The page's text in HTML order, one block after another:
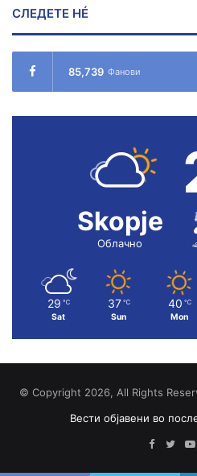
СЛЕДЕТЕ НÉ
85,739 Фанови
Skopje
Облачно
29 ℃
Sat
37 ℃
Sun
40 ℃
Mon
© Copyright 2026, All Rights
Вести објавени во
Facebook